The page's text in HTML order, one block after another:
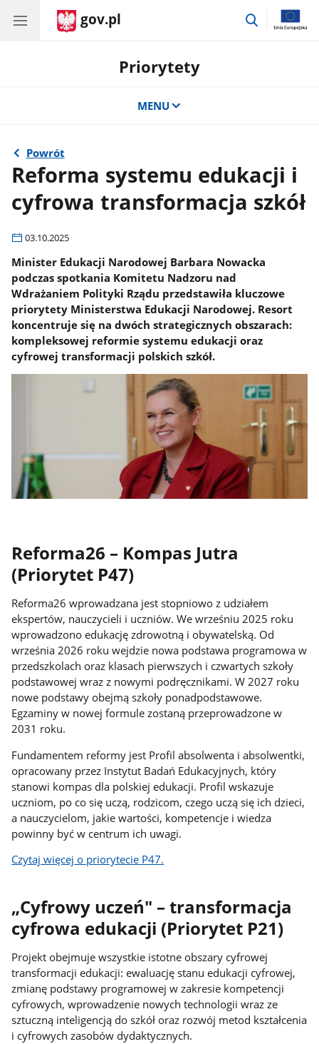
gov.pl
przejdź
Priorytety
MENU
Powrót
Reforma systemu edukacji i
cyfrowa transformacja szkół
03.10.2025
Minister Edukacji Narodowej Barbara Nowacka
podczas spotkania Komitetu Nadzoru nad
Wdrażaniem Polityki Rządu przedstawiła kluczowe
priorytety Ministerstwa Edukacji Narodowej. Resort
koncentruje się na dwóch strategicznych obszarach:
kompleksowej reformie systemu edukacji oraz
cyfrowej transformacji polskich szkół.
Reforma26 – Kompas Jutra
(Priorytet P47)
Reforma26 wprowadzana jest stopniowo z udziałem
ekspertów, nauczycieli i uczniów. We wrześniu 2025 roku
wprowadzono edukację zdrowotną i obywatelską. Od
września 2026 roku wejdzie nowa podstawa programowa w
przedszkolach oraz klasach pierwszych i czwartych szkoły
podstawowej wraz z nowymi podręcznikami. W 2027 roku
nowe podstawy obejmą szkoły ponadpodstawowe.
Egzaminy w nowej formule zostaną przeprowadzone w
2031 roku.
Fundamentem reformy jest Profil absolwenta i absolwentki,
opracowany przez Instytut Badań Edukacyjnych, który
stanowi kompas dla polskiej edukacji. Profil wskazuje
uczniom, po co się uczą, rodzicom, czego uczą się ich dzieci,
a nauczycielom, jakie wartości, kompetencje i wiedza
powinny być w centrum ich uwagi.
Czytaj więcej o priorytecie P47.
„Cyfrowy uczeń" – transformacja
cyfrowa edukacji (Priorytet P21)
Projekt obejmuje wszystkie istotne obszary cyfrowej
transformacji edukacji: ewaluację stanu edukacji cyfrowej,
zmianę podstawy programowej w zakresie kompetencji
cyfrowych, wprowadzenie nowych technologii wraz ze
sztuczną inteligencją do szkół oraz rozwój metod kształcenia
i cyfrowych zasobów dydaktycznych.